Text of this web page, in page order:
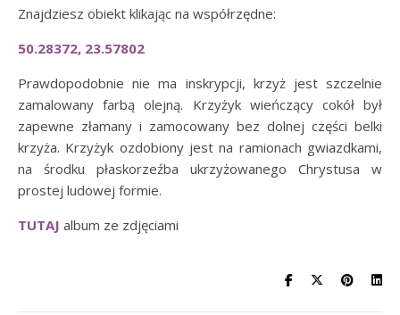
Znajdziesz obiekt klikając na współrzędne:
50.28372, 23.57802
Prawdopodobnie nie ma inskrypcji, krzyż jest szczelnie
zamalowany farbą olejną. Krzyżyk wieńczący cokół był
zapewne złamany i zamocowany bez dolnej części belki
krzyża. Krzyżyk ozdobiony jest na ramionach gwiazdkami,
na środku płaskorzeźba ukrzyżowanego Chrystusa w
prostej ludowej formie.
TUTAJ album ze zdjęciami